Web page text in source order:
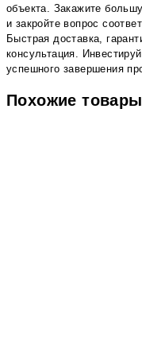
объекта. Закажите
и закройте вопрос
Быстрая доставка,
консультация.
успешного завершения
Похожие товары